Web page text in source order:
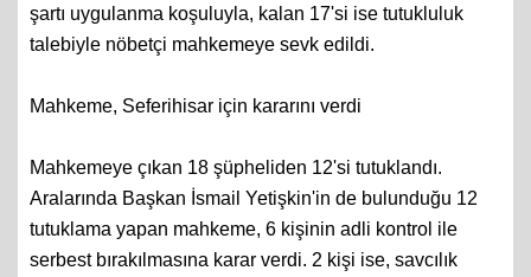
2'si savcılık ifadesinden sonra salınırken, 1'i adli kontrol
şartı uygulanma koşuluyla, kalan 17'si ise tutukluluk
Mahkemeye çıkan 18 şüpheliden 12'si tutuklandı.
Aralarında Başkan İsmail Yetişkin'in de bulunduğu 12
tutuklama yapan mahkeme, 6 kişinin adli kontrol ile